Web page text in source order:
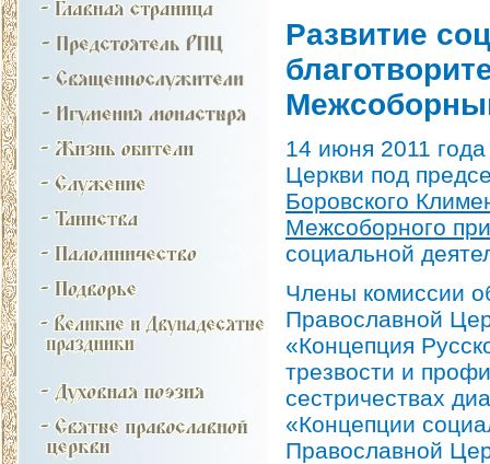
Развитие
14 июня 2011
Церкви под
Боровского
Межсоборного
социальной
Члены комиссии
Православной
«Концепция
трезвости и
сестричествах
«Концепции
Православной